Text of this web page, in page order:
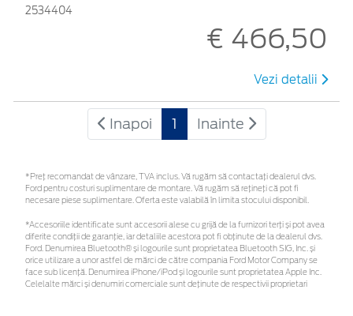
2534404
€ 466,50
Vezi detalii
Inapoi 1 Inainte
*Preţ recomandat de vânzare, TVA inclus. Vă rugăm să contactaţi dealerul dvs.
Ford pentru costuri suplimentare de montare. Vă rugăm să rețineți că pot fi
necesare piese suplimentare. Oferta este valabilă în limita stocului disponibil.
*Accesoriile identificate sunt accesorii alese cu grijă de la furnizori terți și pot avea
diferite condiții de garanție, iar detaliile acestora pot fi obținute de la dealerul dvs.
Ford. Denumirea Bluetooth® și logourile sunt proprietatea Bluetooth SIG, Inc. și
orice utilizare a unor astfel de mărci de către compania Ford Motor Company se
face sub licență. Denumirea iPhone/iPod și logourile sunt proprietatea Apple Inc.
Celelalte mărci și denumiri comerciale sunt deținute de respectivii proprietari